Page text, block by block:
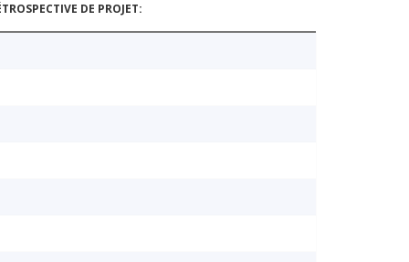
DE PROJET: